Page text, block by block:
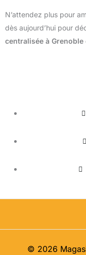
N’attendez plus pour
dès aujourd’hui pour
centralisée à Grenoble
© 2026